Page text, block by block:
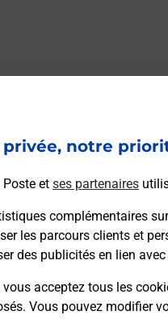
notre
Poste et ses partenaires
complémentaires
les parcours clients et
des publicités en lien
acceptez tous les
Vous pouvez modifier
vendredià